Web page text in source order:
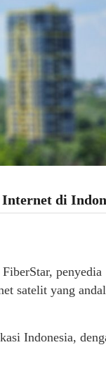
di
penyedia
satelit yang
Indonesia,